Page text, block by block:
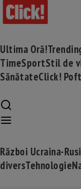
Ultima Oră!
TimeSportStil de
SănătateClick!
Război Ucraina-
diversTehnologie